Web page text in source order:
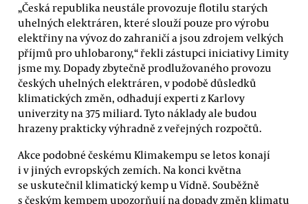
„Česká republika neustále provozuje flotilu starých
uhelných elektráren, které slouží pouze pro výrobu
elektřiny na vývoz do zahraničí a jsou zdrojem velkých
příjmů pro uhlobarony,“ řekli zástupci iniciativy Limity
jsme my. Dopady zbytečně prodlužovaného provozu
českých uhelných elektráren, v podobě důsledků
klimatických změn, odhadují experti z Karlovy
univerzity na 375 miliard. Tyto náklady ale budou
hrazeny prakticky výhradně z veřejných rozpočtů.
Akce podobné českému Klimakempu se letos konají
i v jiných evropských zemích. Na konci května
se uskutečnil klimatický kemp u Vídně. Souběžně
s českým kempem upozorňují na dopady změn klimatu